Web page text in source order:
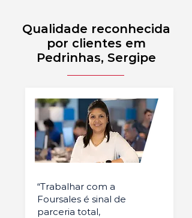
Qualidade reconhecida
por clientes em
Pedrinhas, Sergipe
“Trabalhar com a
Foursales é sinal de
parceria total,